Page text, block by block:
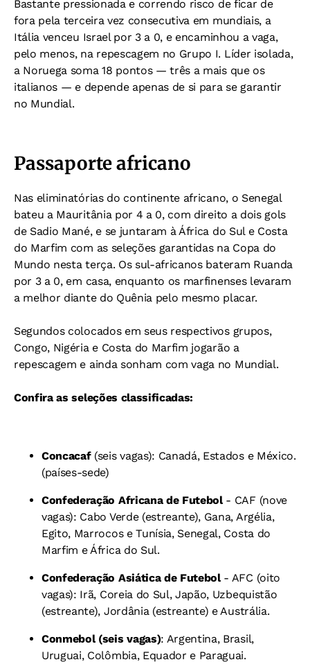
Bastante pressionada e correndo risco de ficar de
fora pela terceira vez consecutiva em mundiais, a
Itália venceu Israel por 3 a 0, e encaminhou a vaga,
pelo menos, na repescagem no Grupo I. Líder isolada,
a Noruega soma 18 pontos — três a mais que os
italianos — e depende apenas de si para se garantir
no Mundial.
Passaporte africano
Nas eliminatórias do continente africano, o Senegal
bateu a Mauritânia por 4 a 0, com direito a dois gols
de Sadio Mané, e se juntaram à África do Sul e Costa
do Marfim com as seleções garantidas na Copa do
Mundo nesta terça. Os sul-africanos bateram Ruanda
por 3 a 0, em casa, enquanto os marfinenses levaram
a melhor diante do Quênia pelo mesmo placar.
Segundos colocados em seus respectivos grupos,
Congo, Nigéria e Costa do Marfim jogarão a
repescagem e ainda sonham com vaga no Mundial.
Confira as seleções classificadas:
Concacaf(seis vagas): Canadá, Estados e México.
(países-sede)
Confederação Africana de Futebol- CAF (nove
vagas): Cabo Verde (estreante), Gana, Argélia,
Egito, Marrocos e Tunísia, Senegal, Costa do
Marfim e África do Sul.
Confederação Asiática de Futebol- AFC (oito
vagas): Irã, Coreia do Sul, Japão, Uzbequistão
(estreante), Jordânia (estreante) e Austrália.
Conmebol (seis vagas): Argentina, Brasil,
Uruguai, Colômbia, Equador e Paraguai.